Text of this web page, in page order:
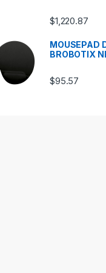
$1,220.87
MOUSEPAD
BROBOTIX
$95.57